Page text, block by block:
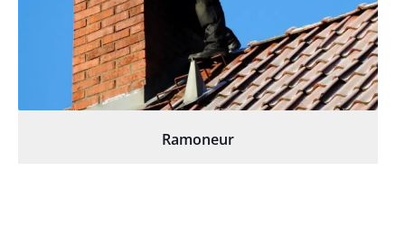
Ramoneur